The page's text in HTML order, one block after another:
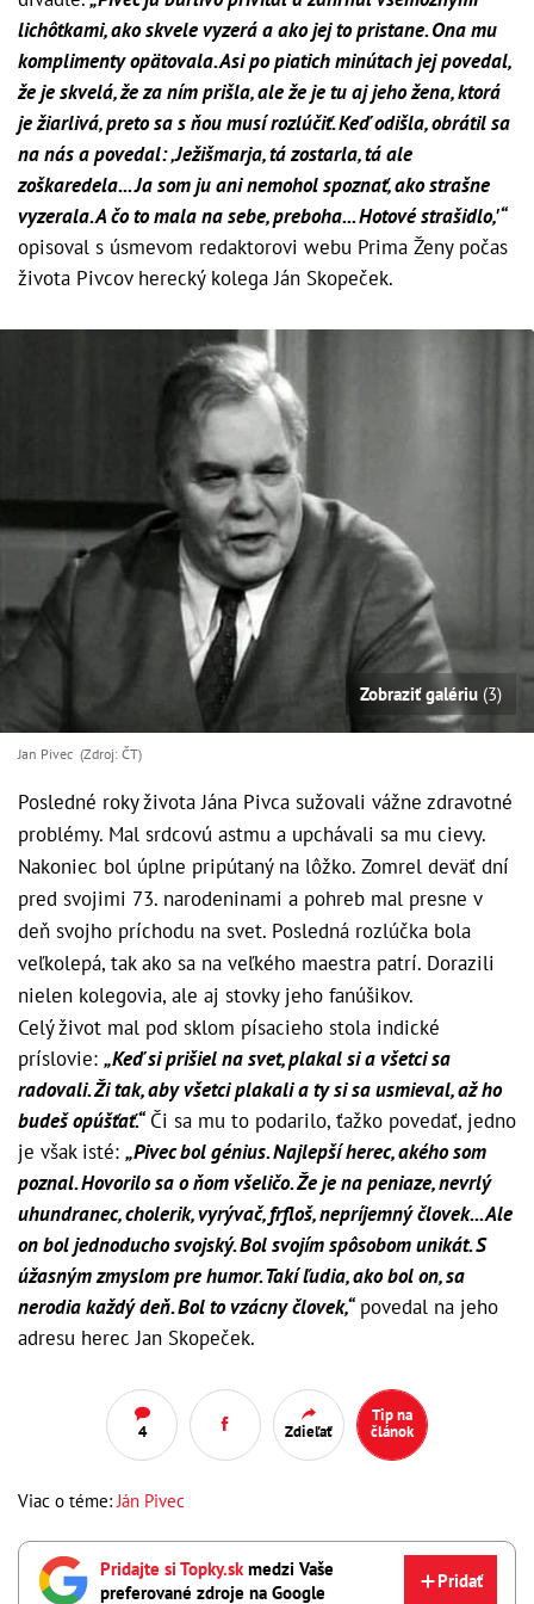
lichôtkami, ako skvele vyzerá a ako jej to pristane. Ona mu
komplimenty opätovala. Asi po piatich minútach jej povedal,
že je skvelá, že za ním prišla, ale že je tu aj jeho žena, ktorá
je žiarlivá, preto sa s ňou musí rozlúčiť. Keď odišla, obrátil sa
na nás a povedal: ‚Ježišmarja, tá zostarla, tá ale
zoškaredela... Ja som ju ani nemohol spoznať, ako strašne
vyzerala. A čo to mala na sebe, preboha... Hotové strašidlo,'“
opisoval s úsmevom redaktorovi webu Prima Ženy počas
života Pivcov herecký kolega Ján Skopeček.
Zobraziť galériu (3)
Jan Pivec (Zdroj: ČT)
Posledné roky života Jána Pivca sužovali vážne zdravotné
problémy. Mal srdcovú astmu a upchávali sa mu cievy.
Nakoniec bol úplne pripútaný na lôžko. Zomrel deväť dní
pred svojimi 73. narodeninami a pohreb mal presne v
deň svojho príchodu na svet. Posledná rozlúčka bola
veľkolepá, tak ako sa na veľkého maestra patrí. Dorazili
nielen kolegovia, ale aj stovky jeho fanúšikov.
Celý život mal pod sklom písacieho stola indické
príslovie: „Keď si prišiel na svet, plakal si a všetci sa
radovali. Ži tak, aby všetci plakali a ty si sa usmieval, až ho
budeš opúšťať.“Či sa mu to podarilo, ťažko povedať, jedno
je však isté: „Pivec bol génius. Najlepší herec, akého som
poznal. Hovorilo sa o ňom všeličo. Že je na peniaze, nevrlý
uhundranec, cholerik, vyrývač, frfloš, nepríjemný človek... Ale
on bol jednoducho svojský. Bol svojím spôsobom unikát. S
úžasným zmyslom pre humor. Takí ľudia, ako bol on, sa
nerodia každý deň. Bol to vzácny človek,“povedal na jeho
adresu herec Jan Skopeček.
4 Zdieľať
Tip na
článok
Viac o téme: Ján Pivec
Pridajte si Topky.sk medzi Vaše
preferované zdroje na Google
Pridať